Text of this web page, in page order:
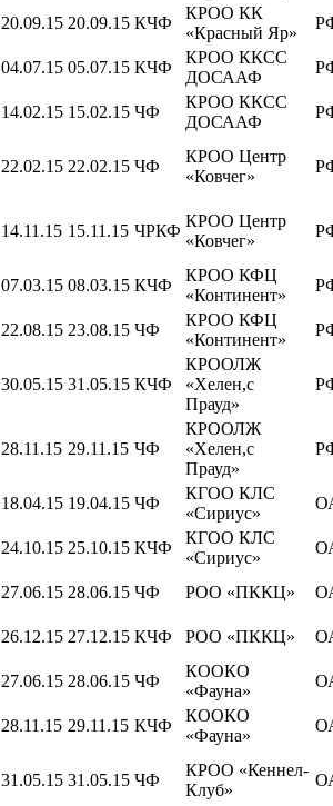
20.09.15 20.09.15 КЧФ
КРОО КК
«Красный Яр»
04.07.15 05.07.15 КЧФ
КРОО ККСС
ДОСААФ
14.02.15 15.02.15 ЧФ
КРОО ККСС
ДОСААФ
22.02.15 22.02.15 ЧФ
КРОО Центр
«Ковчег»
14.11.15 15.11.15 ЧРКФ
КРОО Центр
«Ковчег»
07.03.15 08.03.15 КЧФ
КРОО КФЦ
«Континент»
22.08.15 23.08.15 ЧФ
КРОО КФЦ
«Континент»
30.05.15 31.05.15 КЧФ
КРООЛЖ
«Хелен,с
Прауд»
28.11.15 29.11.15 ЧФ
КРООЛЖ
«Хелен,с
Прауд»
18.04.15 19.04.15 ЧФ
КГОО КЛС
«Сириус»
24.10.15 25.10.15 КЧФ
КГОО КЛС
«Сириус»
27.06.15 28.06.15 ЧФ РОО «ПККЦ»
26.12.15 27.12.15 КЧФ РОО «ПККЦ»
27.06.15 28.06.15 ЧФ
КООКО
«Фауна»
28.11.15 29.11.15 КЧФ
КООКО
«Фауна»
31.05.15 31.05.15 ЧФ
КРОО «Кеннел-
Клуб»